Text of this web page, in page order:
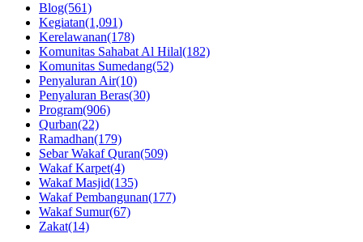
Blog(561)
Kegiatan(1,091)
Kerelawanan(178)
Komunitas Sahabat Al Hilal(182)
Komunitas Sumedang(52)
Penyaluran Air(10)
Penyaluran Beras(30)
Program(906)
Qurban(22)
Ramadhan(179)
Sebar Wakaf Quran(509)
Wakaf Karpet(4)
Wakaf Masjid(135)
Wakaf Pembangunan(177)
Wakaf Sumur(67)
Zakat(14)